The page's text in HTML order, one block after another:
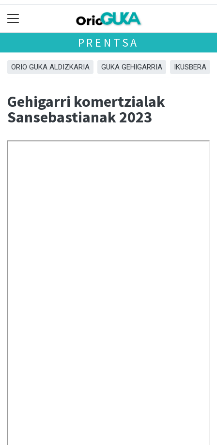
PRENTSA
ORIO GUKA ALDIZKARIA GUKA GEHIGARRIA IKUSBERA
Gehigarri komertzialak
Sansebastianak 2023